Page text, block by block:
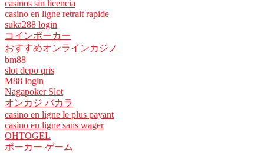
casinos sin licencia
casino en ligne retrait rapide
suka288 login
コインポーカー
おすすめオンラインカジノ
bm88
slot depo qris
M88 login
Nagapoker Slot
オンカジ バカラ
casino en ligne le plus payant
casino en ligne sans wager
OHTOGEL
ポーカー ゲーム